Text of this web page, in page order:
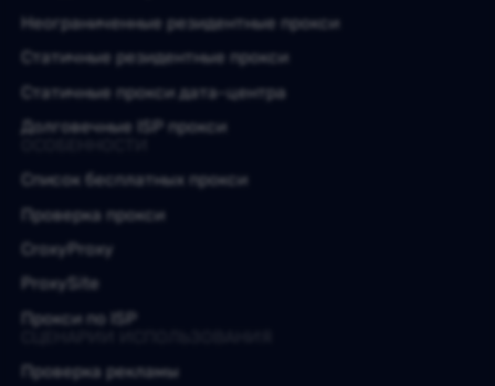
Неограниченные резидентные прокси
Статичные резидентные прокси
Статичные прокси дата-центра
Долговечные ISP прокси
Список бесплатных прокси
Проверка прокси
CroxyProxy
ProxySite
Прокси по ISP
Проверка рекламы